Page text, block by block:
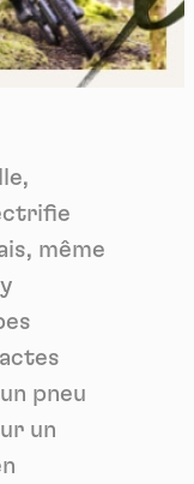
même
pneu
un